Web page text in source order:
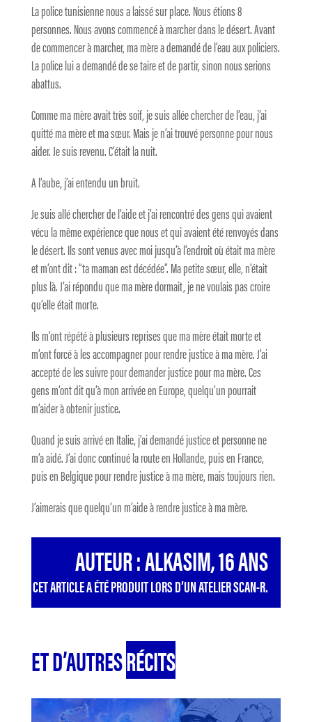
La police tunisienne nous a laissé sur place. Nous étions 8
personnes. Nous avons commencé à marcher dans le désert. Avant
de commencer à marcher, ma mère a demandé de l’eau aux policiers.
La police lui a demandé de se taire et de partir, sinon nous serions
abattus.
Comme ma mère avait très soif, je suis allée chercher de l’eau, j’ai
quitté ma mère et ma sœur. Mais je n’ai trouvé personne pour nous
aider. Je suis revenu. C’était la nuit.
A l’aube, j’ai entendu un bruit.
Je suis allé chercher de l’aide et j’ai rencontré des gens qui avaient
vécu la même expérience que nous et qui avaient été renvoyés dans
le désert. Ils sont venus avec moi jusqu’à l’endroit où était ma mère
et m’ont dit : “ta maman est décédée”. Ma petite sœur, elle, n’était
plus là. J’ai répondu que ma mère dormait, je ne voulais pas croire
qu’elle était morte.
Ils m’ont répété à plusieurs reprises que ma mère était morte et
m’ont forcé à les accompagner pour rendre justice à ma mère. J’ai
accepté de les suivre pour demander justice pour ma mère. Ces
gens m’ont dit qu’à mon arrivée en Europe, quelqu’un pourrait
m’aider à obtenir justice.
Quand je suis arrivé en Italie, j’ai demandé justice et personne ne
m’a aidé. J’ai donc continué la route en Hollande, puis en France,
puis en Belgique pour rendre justice à ma mère, mais toujours rien.
J’aimerais que quelqu’un m’aide à rendre justice à ma mère.
AUTEUR : ALKASIM, 16 ANS
CET ARTICLE A ÉTÉ PRODUIT LORS D’UN ATELIER SCAN-R.
ET D’AUTRESRÉCITS